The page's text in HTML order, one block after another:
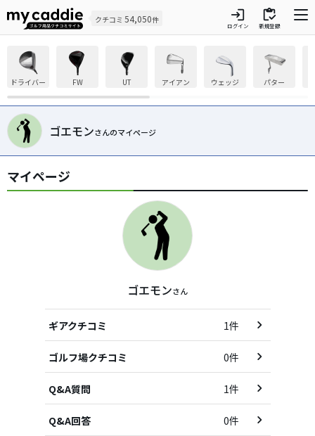
クチコミ 54,050件 login
ログイン
inventory
新規登録
ドライバー FW UT アイアン ウェッジ パター
ゴエモンさんのマイページ
マイページ
ゴエモンさん
ギアクチコミ 1件
ゴルフ場クチコミ 0件
Q&A質問 1件
Q&A回答 0件